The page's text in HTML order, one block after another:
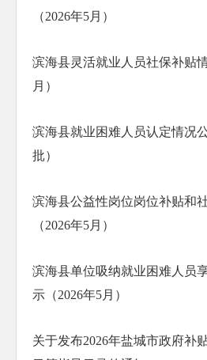
（2026年5月）
滨海县灵活就业人员社保补贴
月）
滨海县就业困难人员认定情况
批）
滨海县公益性岗位岗位补贴和
（2026年5月）
滨海县单位吸纳就业困难人员
示（2026年5月）
关于发布2026年盐城市政府补